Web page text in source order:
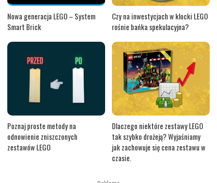
Nowa generacja LEGO – System
Smart Brick
Czy na inwestycjach w klocki LEGO
rośnie bańka spekulacyjna?
Poznaj proste metody na
odnowienie zniszczonych
zestawów LEGO
Dlaczego niektóre zestawy LEGO
tak szybko drożeją? Wyjaśniamy
jak zachowuje się cena zestawu w
czasie.